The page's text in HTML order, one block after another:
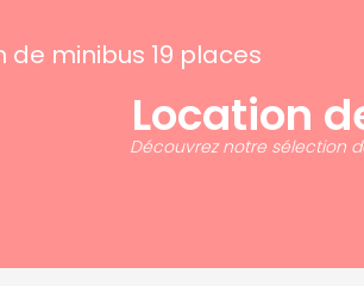
de minibus 19 places
Location
Découvrez notre sélection